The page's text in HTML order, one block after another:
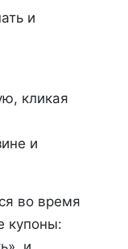
и
кликая
и
во время
купоны: